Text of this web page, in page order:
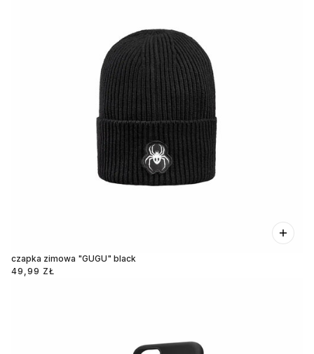
czapka zimowa "GUGU" black
49,99 ZŁ